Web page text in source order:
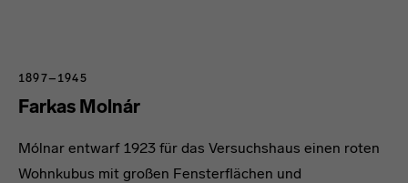
Farkas Molnár
1897–1945
Mólnar entwarf 1923 für das Versuchshaus einen roten
Wohnkubus mit großen Fensterflächen und